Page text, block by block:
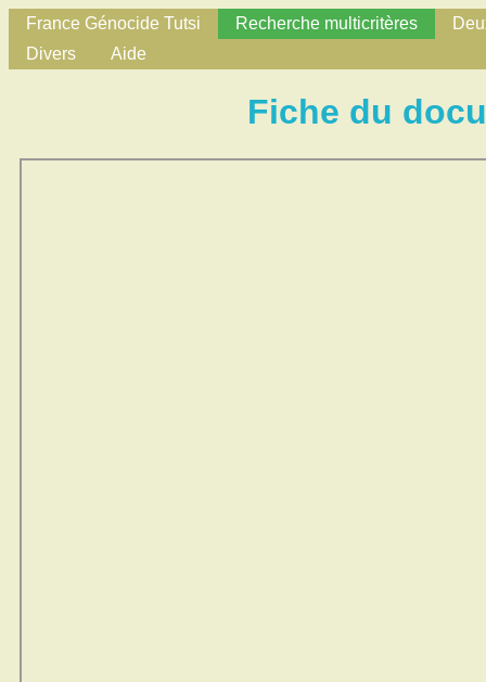
France Génocide Tutsi Recherche multicritères
Divers
Aide
Fiche du